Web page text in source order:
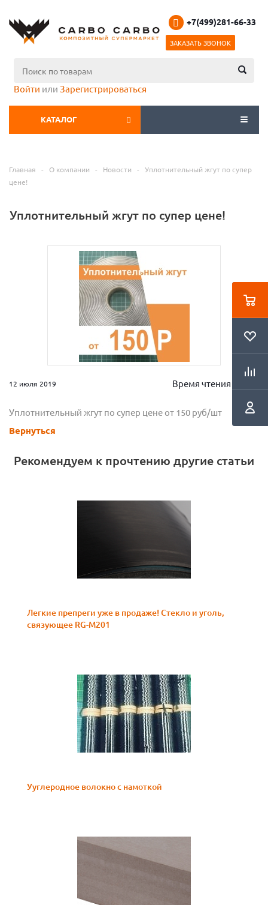
Войти или Зарегистрироваться
+7(499)281-66-33
ЗАКАЗАТЬ ЗВОНОК
МЕНЮКАТАЛОГ
Главная - О компании - Новости -
Уплотнительный жгут по супер
цене!
Уплотнительный жгут по супер цене!
12 июля 2019 Время чтения 2 мин.
Уплотнительный жгут по супер цене от 150 руб/шт
Вернуться
Рекомендуем к прочтению другие статьи
Легкие препреги уже в продаже! Стекло и уголь,
связующее RG-M201
Ууглеродное волокно с намоткой